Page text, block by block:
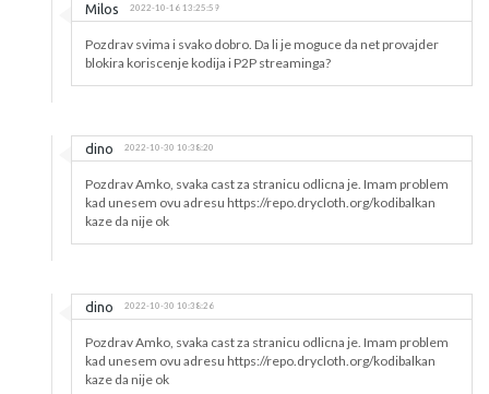
Milos 2022-10-16 13:25:59
Pozdrav svima i svako dobro. Da li je moguce da net provajder
blokira koriscenje kodija i P2P streaminga?
dino 2022-10-30 10:38:20
Pozdrav Amko, svaka cast za stranicu odlicna je. Imam problem
kad unesem ovu adresu https://repo.drycloth.org/kodibalkan
kaze da nije ok
dino 2022-10-30 10:38:26
Pozdrav Amko, svaka cast za stranicu odlicna je. Imam problem
kad unesem ovu adresu https://repo.drycloth.org/kodibalkan
kaze da nije ok